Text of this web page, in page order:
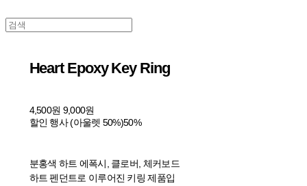
Heart Epoxy Key Ring
4,500원 9,000원
할인 행사 (아울렛 50%)50%
분홍색 하트 에폭시, 클로버, 체커보드
하트 펜던트로 이루어진 키링 제품입